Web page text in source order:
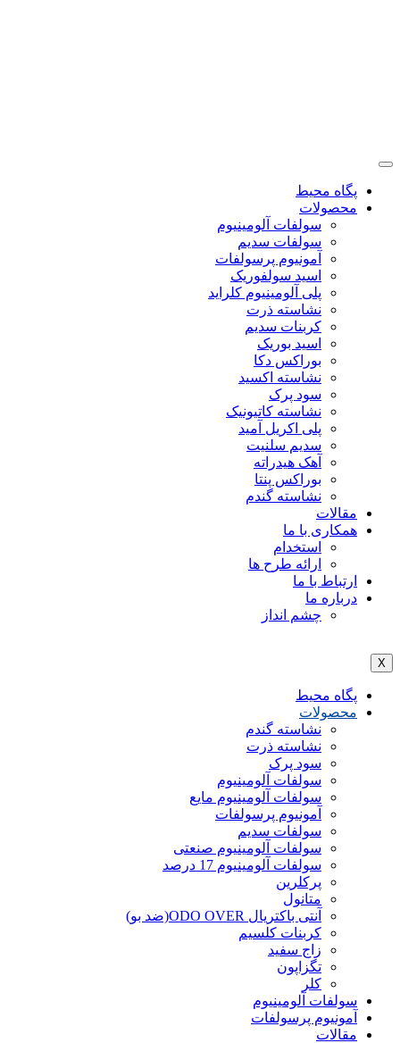
پگاه محیط
محصولات
سولفات آلومینیوم
سولفات سدیم
آمونیوم پرسولفات
اسید سولفوریک
پلی آلومینیوم کلراید
نشاسته ذرت
کربنات سدیم
اسید بوریک
بوراکس دکا
نشاسته اکسید
سود پرک
نشاسته کاتیونیک
پلی اکریل آمید
سدیم سلنیت
آهک هیدراته
بوراکس پنتا
نشاسته گندم
مقالات
همکاری با ما
استخدام
ارائه طرح ها
ارتباط با ما
درباره ما
چشم انداز
X
پگاه محیط
محصولات
نشاسته گندم
نشاسته ذرت
سود پرک
سولفات آلومینیوم
سولفات آلومینیوم مایع
آمونیوم پرسولفات
سولفات سدیم
سولفات آلومینیوم صنعتی
سولفات آلومینیوم 17 درصد
پرکلرین
متانول
آنتی باکتریال ODO OVER(ضد بو)
کربنات کلسیم
زاج سفید
تگزاپون
کلر
سولفات آلومینیوم
آمونیوم پرسولفات
مقالات